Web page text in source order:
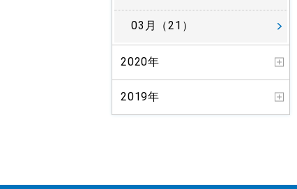
03月（21）
2020年
2019年